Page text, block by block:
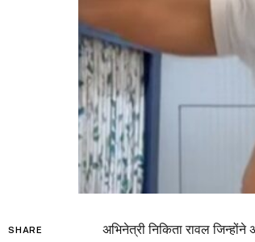
SHARE
अभिनेत्री निकिता रावल